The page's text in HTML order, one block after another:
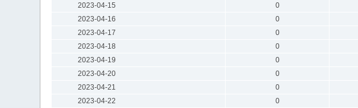
2023-04-15
0
2023-04-16
0
2023-04-17
0
2023-04-18
0
2023-04-19
0
2023-04-20
0
2023-04-21
0
2023-04-22
0